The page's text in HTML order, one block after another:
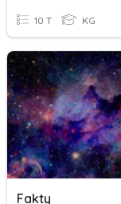
10 T KG
Fakty